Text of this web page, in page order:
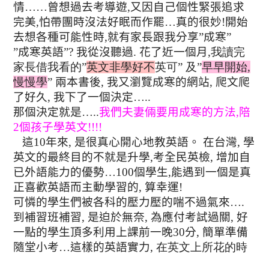
情……曾想過去考導遊,又因自己個性緊張追求
完美,怕帶團時沒法好眠而作罷…真的很妙!開始
去想各種可能性時,就有家長跟我分享”成寒”
”成寒英語”? 我從沒聽過.花了近一個月 ,我讀完
家長借我看的”英文非學好不英可” 及”早早開始,
慢慢學” 兩本書後, 我又瀏覽成寒的網站, 爬文爬
了好久, 我下了一個決定…..
那個決定就是…..我們夫妻倆要用成寒的方法,陪
2個孩子學英文!!!!
這10年來, 是很真心開心地教英語 。 在台灣, 學
英文的最終目的不就是升學,考全民英檢, 增加自
已外語能力的優勢…100個學生,能遇到一個是真
正喜歡英語而主動學習的, 算幸運!
可憐的學生們被各科的壓力壓的喘不過氣來….
到補習班補習, 是迫於無奈,為應付考試過關,好
一點的學生頂多利用上課前一晚30分, 簡單準備
隨堂小考…這樣的英語實力, 在英文上所花的時